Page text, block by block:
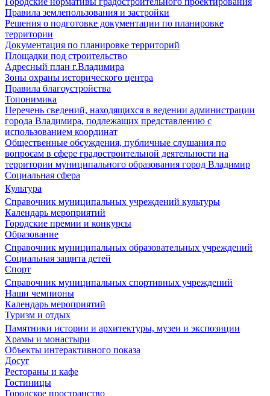
Правила землепользования и застройки
Решения о подготовке документации по планировке
территории
Документация по планировке территорий
Площадки под строительство
Адресный план г.Владимира
Зоны охраны исторического центра
Правила благоустройства
Топонимика
Перечень сведений, находящихся в ведении администрации
города Владимира, подлежащих представлению с
использованием координат
Общественные обсуждения, публичные слушания по
вопросам в сфере градостроительной деятельности на
территории муниципального образования город Владимир
Социальная сфера
Культура
Справочник муниципальных учреждений культуры
Календарь мероприятий
Городские премии и конкурсы
Образование
Справочник муниципальных образовательных учреждений
Социальная защита детей
Спорт
Справочник муниципальных спортивных учреждений
Наши чемпионы
Календарь мероприятий
Туризм и отдых
Памятники истории и архитектуры, музеи и экспозиции
Храмы и монастыри
Объекты интерактивного показа
Досуг
Рестораны и кафе
Гостиницы
Городское пространство